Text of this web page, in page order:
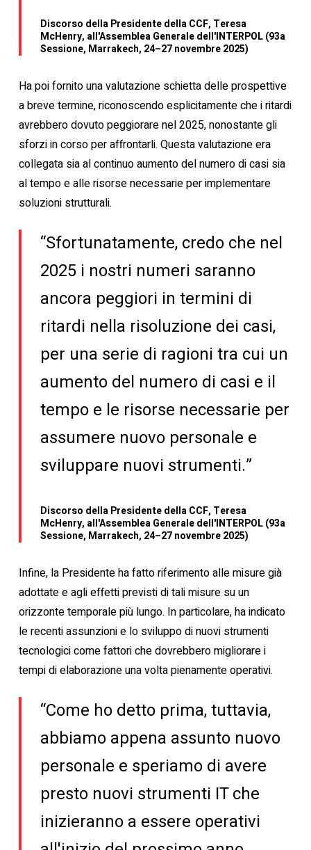
Discorso della Presidente della CCF, Teresa
McHenry, all'Assemblea Generale dell'INTERPOL (93a
Sessione, Marrakech, 24–27 novembre 2025)
Ha poi fornito una valutazione schietta delle prospettive
a breve termine, riconoscendo esplicitamente che i ritardi
avrebbero dovuto peggiorare nel 2025, nonostante gli
sforzi in corso per affrontarli. Questa valutazione era
collegata sia al continuo aumento del numero di casi sia
al tempo e alle risorse necessarie per implementare
soluzioni strutturali.
“Sfortunatamente, credo che nel
2025 i nostri numeri saranno
ancora peggiori in termini di
ritardi nella risoluzione dei casi,
per una serie di ragioni tra cui un
aumento del numero di casi e il
tempo e le risorse necessarie per
assumere nuovo personale e
sviluppare nuovi strumenti.”
Discorso della Presidente della CCF, Teresa
McHenry, all'Assemblea Generale dell'INTERPOL (93a
Sessione, Marrakech, 24–27 novembre 2025)
Infine, la Presidente ha fatto riferimento alle misure già
adottate e agli effetti previsti di tali misure su un
orizzonte temporale più lungo. In particolare, ha indicato
le recenti assunzioni e lo sviluppo di nuovi strumenti
tecnologici come fattori che dovrebbero migliorare i
tempi di elaborazione una volta pienamente operativi.
“Come ho detto prima, tuttavia,
abbiamo appena assunto nuovo
personale e speriamo di avere
presto nuovi strumenti IT che
inizieranno a essere operativi